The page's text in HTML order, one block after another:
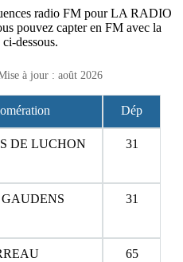
radio FM pour LA RADIO
pouvez capter en FM avec la
dessous.
à jour : août 2026
Dép
DE LUCHON 31
31
65